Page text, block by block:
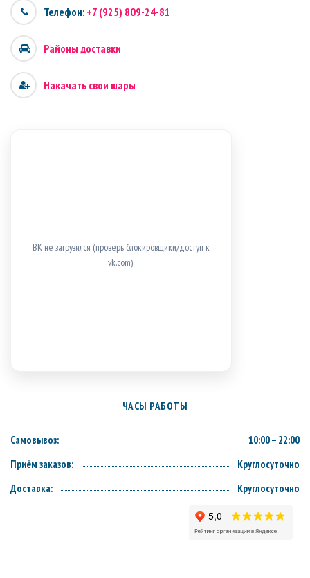
Телефон: +7 (925) 809-24-81
Районы доставки
Накачать свои шары
ВК не загрузился (проверь блокировщики/доступ к
vk.com).
ЧАСЫ РАБОТЫ
Самовывоз:
10:00 – 22:00
Приём заказов:
Круглосуточно
Доставка:
Круглосуточно